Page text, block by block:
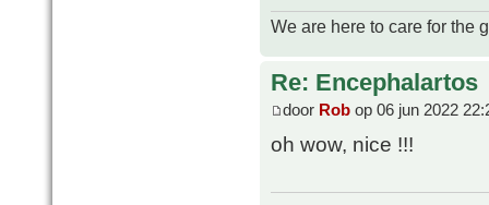
We are here to care for the
Re: Encephalartos
door Rob op 06 jun 2022
oh wow, nice !!!